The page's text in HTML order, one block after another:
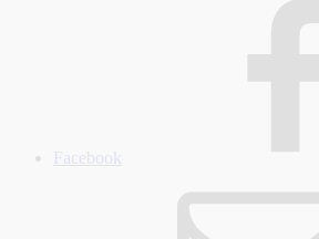
Facebook